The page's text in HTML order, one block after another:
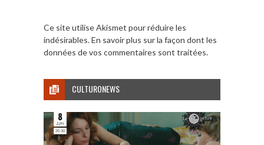
Ce site utilise Akismet pour réduire les
indésirables.En savoir plus sur la façon dont les
données de vos commentaires sont traitées.
CULTURONEWS